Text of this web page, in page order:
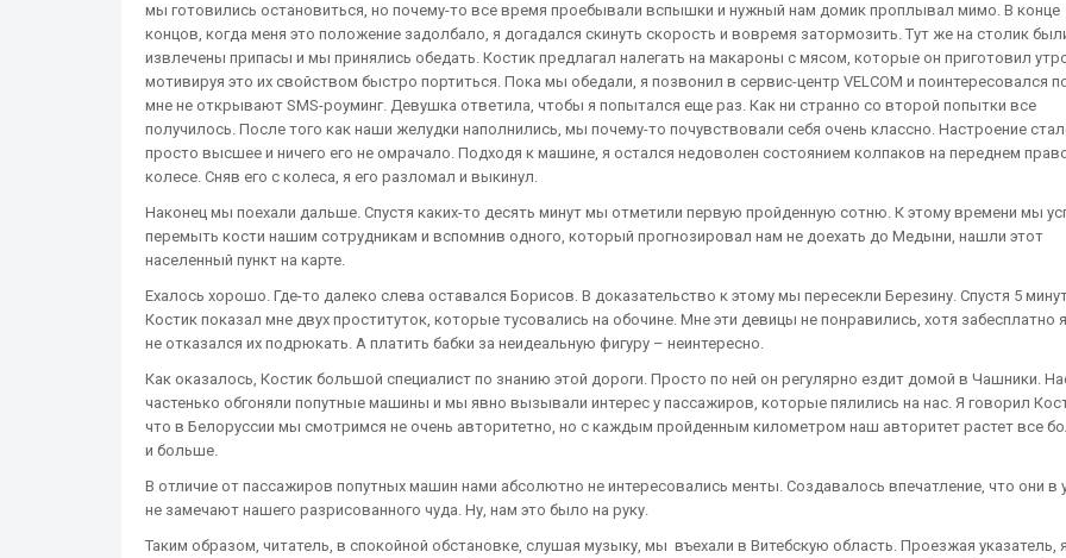
мы готовились остановиться, но почему-то все время проебывали вспышки и нужный нам домик проплывал мимо. В конце
концов, когда меня это положение задолбало, я догадался скинуть скорость и вовремя затормозить. Тут же на столик
извлечены припасы и мы принялись обедать. Костик предлагал налегать на макароны с мясом, которые он приготовил
мотивируя это их свойством быстро портиться. Пока мы обедали, я позвонил в сервис-центр VELCOM и поинтересовался
мне не открывают SMS-роуминг. Девушка ответила, чтобы я попытался еще раз. Как ни странно со второй попытки все
получилось. После того как наши желудки наполнились, мы почему-то почувствовали себя очень классно. Настроение
просто высшее и ничего его не омрачало. Подходя к машине, я остался недоволен состоянием колпаков на переднем
колесе. Сняв его с колеса, я его разломал и выкинул.
Наконец мы поехали дальше. Спустя каких-то десять минут мы отметили первую пройденную сотню. К этому времени мы
перемыть кости нашим сотрудникам и вспомнив одного, который прогнозировал нам не доехать до Медыни, нашли этот
населенный пункт на карте.
Ехалось хорошо. Где-то далеко слева оставался Борисов. В доказательство к этому мы пересекли Березину. Спустя 5
Костик показал мне двух проституток, которые тусовались на обочине. Мне эти девицы не понравились, хотя забесплатно
не отказался их подрюкать. А платить бабки за неидеальную фигуру – неинтересно.
Как оказалось, Костик большой специалист по знанию этой дороги. Просто по ней он регулярно ездит домой в Чашники.
частенько обгоняли попутные машины и мы явно вызывали интерес у пассажиров, которые пялились на нас. Я говорил
что в Белоруссии мы смотримся не очень авторитетно, но с каждым пройденным километром наш авторитет растет все
и больше.
В отличие от пассажиров попутных машин нами абсолютно не интересовались менты. Создавалось впечатление, что они в
не замечают нашего разрисованного чуда. Ну, нам это было на руку.
Таким образом, читатель, в спокойной обстановке, слушая музыку, мы въехали в Витебскую область. Проезжая указатель,